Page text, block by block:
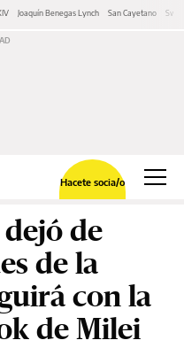
Joaquín Benegas Lynch San Cayetano
Hacete socia/o
de
de la
con la
de Milei